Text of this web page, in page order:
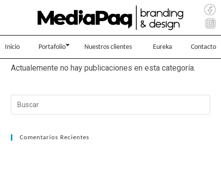
Inicio Portafolio Nuestros clientes Eureka Contacto
Actualemente no hay publicaciones en esta categoría.
Comentarios Recientes